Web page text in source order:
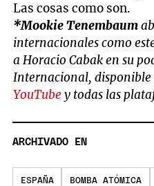
Las cosas como son.
*Mookie Tenembaum
internacionales como
a Horacio Cabak en su
Internacional,
YouTubey todas las
ARCHIVADO EN
ESPAÑA BOMBA ATÓMICA